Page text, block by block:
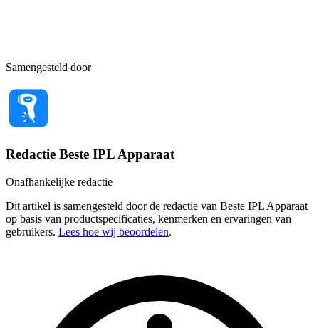
Samengesteld door
Redactie Beste IPL Apparaat
Onafhankelijke redactie
Dit artikel is samengesteld door de redactie van Beste IPL Apparaat
op basis van productspecificaties, kenmerken en ervaringen van
gebruikers. Lees hoe wij beoordelen.